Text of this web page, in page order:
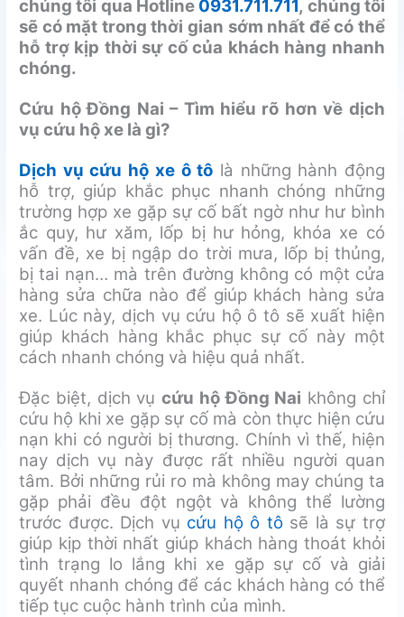
chúng tôi qua Hotline 0931.711.711, chúng tôi
sẽ có mặt trong thời gian sớm nhất để có thể
hỗ trợ kịp thời sự cố của khách hàng nhanh
chóng.
Cứu hộ Đồng Nai – Tìm hiểu rõ hơn về dịch
vụ cứu hộ xe là gì?
Dịch vụ cứu hộ xe ô tô là những hành động
hỗ trợ, giúp khắc phục nhanh chóng những
trường hợp xe gặp sự cố bất ngờ như hư bình
ắc quy, hư xăm, lốp bị hư hỏng, khóa xe có
vấn đề, xe bị ngập do trời mưa, lốp bị thủng,
bị tai nạn… mà trên đường không có một cửa
hàng sửa chữa nào để giúp khách hàng sửa
xe. Lúc này, dịch vụ cứu hộ ô tô sẽ xuất hiện
giúp khách hàng khắc phục sự cố này một
cách nhanh chóng và hiệu quả nhất.
Đặc biệt, dịch vụcứu hộ Đồng Nai không chỉ
cứu hộ khi xe gặp sự cố mà còn thực hiện cứu
nạn khi có người bị thương. Chính vì thế, hiện
nay dịch vụ này được rất nhiều người quan
tâm. Bởi những rủi ro mà không may chúng ta
gặp phải đều đột ngột và không thể lường
trước được. Dịch vụ cứu hộ ô tôsẽ là sự trợ
giúp kịp thời nhất giúp khách hàng thoát khỏi
tình trạng lo lắng khi xe gặp sự cố và giải
quyết nhanh chóng để các khách hàng có thể
tiếp tục cuộc hành trình của mình.